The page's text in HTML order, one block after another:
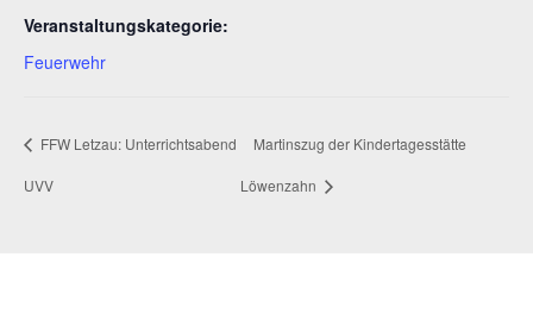
Veranstaltungskategorie:
Feuerwehr
FFW Letzau: Unterrichtsabend
UVV
Martinszug der Kindertagesstätte
Löwenzahn